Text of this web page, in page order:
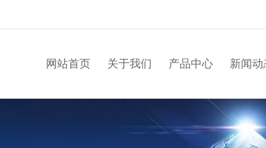
网站首页 关于我们 产品中心 新闻动